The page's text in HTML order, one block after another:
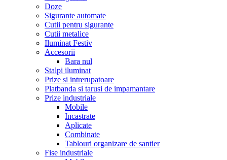
Doze
Sigurante automate
Cutii pentru sigurante
Cutii metalice
Iluminat Festiv
Accesorii
Bara nul
Stalpi iluminat
Prize si intrerupatoare
Platbanda si tarusi de impamantare
Prize industriale
Mobile
Incastrate
Aplicate
Combinate
Tablouri organizare de santier
Fise industriale